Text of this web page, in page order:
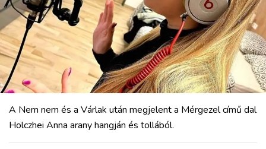
A Nem nem és a Várlak után megjelent a Mérgezel című dal
Holczhei Anna arany hangján és tollából.